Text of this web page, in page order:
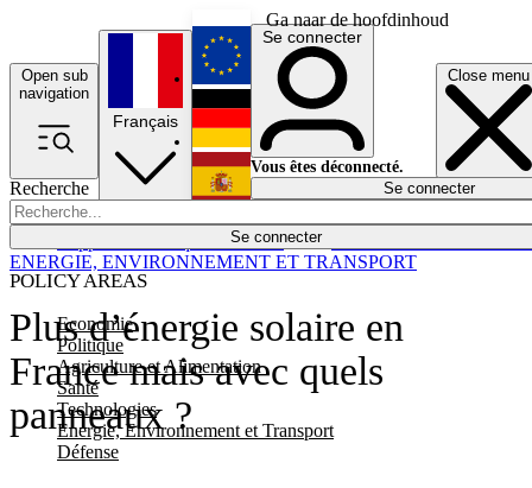
Ga naar de hoofdinhoud
Open sub
navigation
Close menu
Recherche
Se connecter
POLICY AREAS
Economie
Politique
Agriculture et Alimentation
Santé
Technologies
Energie, Environnement et Transport
Défense
Économie
Français
English
Deutsch
Español
Se connecter
Vous êtes déconnecté.
Se connecter
Plus d’énergie solaire en
France mais avec quels
panneaux ?
ENERGIE, ENVIRONNEMENT ET TRANSPORT